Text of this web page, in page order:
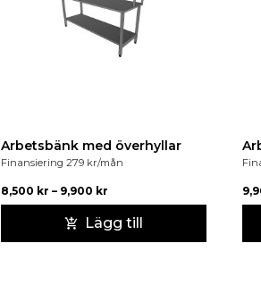
Arbetsbänk med överhyllar
Finansiering 279 kr/mån
8,500 kr – 9,900 kr
Lägg till